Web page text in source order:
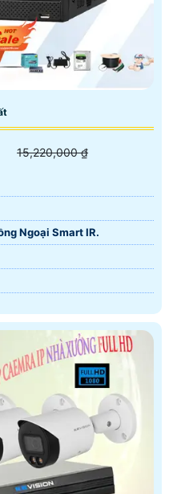
15,220,000 ₫
Ngoại Smart IR.